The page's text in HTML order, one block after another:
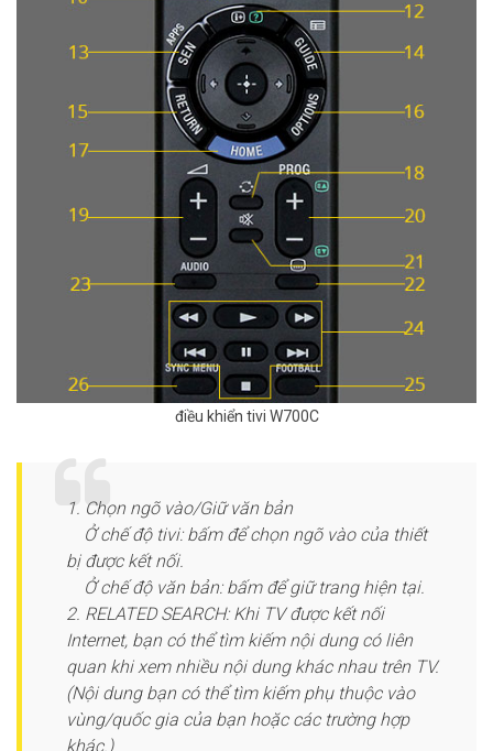
điều khiển tivi W700C
1. Chọn ngõ vào/Giữ văn bản
Ở chế độ tivi: bấm để chọn ngõ vào của thiết
bị được kết nối.
Ở chế độ văn bản: bấm để giữ trang hiện tại.
2. RELATED SEARCH: Khi TV được kết nối
Internet, bạn có thể tìm kiếm nội dung có liên
quan khi xem nhiều nội dung khác nhau trên TV.
(Nội dung bạn có thể tìm kiếm phụ thuộc vào
vùng/quốc gia của bạn hoặc các trường hợp
khác.)